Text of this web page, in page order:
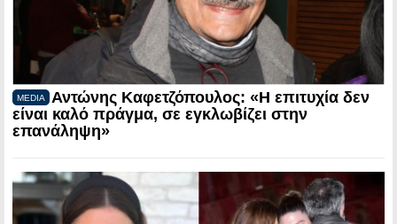
MEDIA
Αντώνης Καφετζόπουλος: «Η επιτυχία δεν
είναι καλό πράγμα, σε εγκλωβίζει στην
επανάληψη»